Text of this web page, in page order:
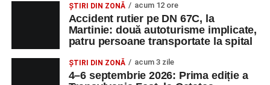
Ultimele știri din Sebeș
Accident rutier pe DN 67C, la Martinie: două
autoturisme implicate, patru persoane
transportate la spital
ȘTIRI DIN ZONĂ acum 12 ore
Accident rutier pe DN 67C, la
Martinie: două autoturisme implicate,
patru persoane transportate la spital
ȘTIRI DIN ZONĂ acum 3 zile
4–6 septembrie 2026: Prima ediție a